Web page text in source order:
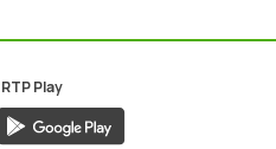
RTP Play